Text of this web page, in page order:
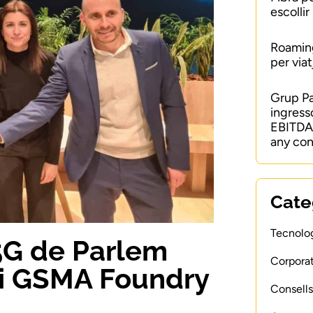
de Parlem
Foundry
escollir
per
Grup
any